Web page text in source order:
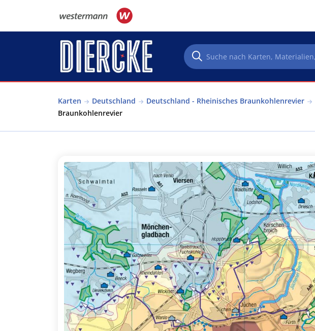
Karten Deutschland Deutschland - Rheinisches Braunkohlenrevier
Braunkohlenrevier